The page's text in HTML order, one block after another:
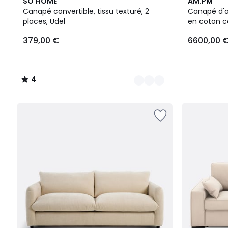
Canapé convertible, tissu texturé, 2
places, Udel
379,00 €
/
5
Couleurs
4
/
Canapé
en coton
6600,00
Couleurs